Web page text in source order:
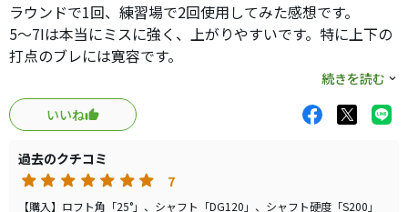
ラウンドで1回、練習場で2回使用してみた感想です。
5～7Iは本当にミスに強く、上がりやすいです。特に上下の
打点のブレには寛容です。
弾道もアイアンらしく、一気に頂点まで上がっていって、そ
こからゆっくりと落ちてくる感じです。
ただ、やはり8I～Pは難しい。
い番手は結構低重心で、ショートアイアンでそれと同じ感
覚でインパクトするとトップ目の打感になってしまいま
続きを読む
いいね
過去のクチコミ
7
【購入】ロフト角「25°」、シャフト「DG120」、シャフト硬度「S200」